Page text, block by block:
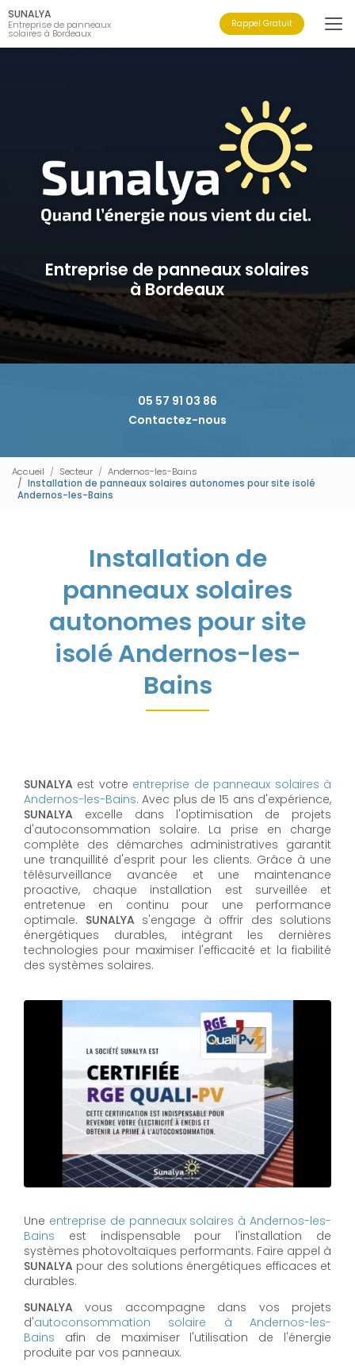
Aller
au
contenu
principal
SUNALYA
Entreprise de panneaux
solaires à Bordeaux
Rappel Gratuit
Entreprise de panneaux solaires
à Bordeaux
05 57 91 03 86
Contactez-nous
Accueil Secteur
Andernos-les-Bains
Installation de panneaux solaires autonomes pour site isolé
Andernos-les-Bains
Installation de
panneaux solaires
autonomes pour site
isolé Andernos-les-
Bains
SUNALYA est votre entreprise de panneaux solaires à
Andernos-les-Bains. Avec plus de 15 ans d'expérience,
SUNALYA excelle dans l'optimisation de projets
d'autoconsommation solaire. La prise en charge
complète des démarches administratives garantit
une tranquillité d'esprit pour les clients. Grâce à une
télésurveillance avancée et une maintenance
proactive, chaque installation est surveillée et
entretenue en continu pour une performance
optimale. SUNALYA s'engage à offrir des solutions
énergétiques durables, intégrant les dernières
technologies pour maximiser l'efficacité et la fiabilité
des systèmes solaires.
Une entreprise de panneaux solaires àAndernos-les-
Bains est indispensable pour l'installation de
systèmes photovoltaïques performants. Faire appel à
SUNALYA pour des solutions énergétiques efficaces et
durables.
SUNALYA vous accompagne dans vos projets
d'autoconsommation solaire à Andernos-les-
Bains afin de maximiser l'utilisation de l'énergie
produite par vos panneaux.